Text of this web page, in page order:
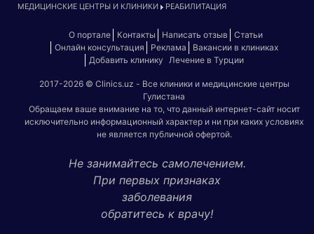
МЕДИЦИНСКИЕ ЦЕНТРЫ И КЛИНИКИ
РЕАБИЛИТАЦИЯ
О портале Контакты Написать отзыв
Статьи
Онлайн консультация
Реклама
Вакансии в клиниках
Добавить клинику Лечение в Турции
2017-2026 © Clinics.uz - Все клиники и медицинские центры
Гулистана
Обращаем ваше внимание на то, что данный интернет-сайт носит
исключительно информационный характер и ни при каких условиях
не является публичной офертой.
Не занимайтесь самолечением.
При первых признаках
заболевания
обратитесь к врачу!